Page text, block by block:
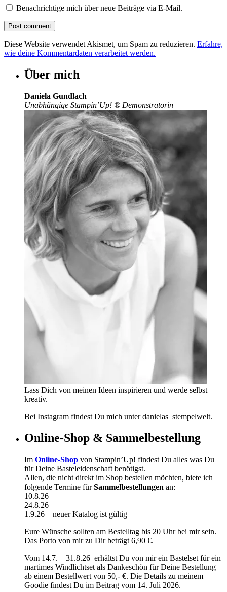
Benachrichtige mich über neue Beiträge via E-Mail.
Diese Website verwendet Akismet, um Spam zu reduzieren. Erfahre,
wie deine Kommentardaten verarbeitet werden.
Über mich
Daniela Gundlach
Unabhängige Stampin’Up! ® Demonstratorin
Lass Dich von meinen Ideen inspirieren und werde selbst
kreativ.
Bei Instagram findest Du mich unter danielas_stempelwelt.
Online-Shop & Sammelbestellung
Im Online-Shop von Stampin’Up! findest Du alles was Du
für Deine Basteleidenschaft benötigst.
Allen, die nicht direkt im Shop bestellen möchten, biete ich
folgende Termine fürSammelbestellungen an:
10.8.26
24.8.26
1.9.26 – neuer Katalog ist gültig
Eure Wünsche sollten am Bestelltag bis 20 Uhr bei mir sein.
Das Porto von mir zu Dir beträgt 6,90 €.
Vom 14.7. – 31.8.26 erhältst Du von mir ein Bastelset für ein
martimes Windlichtset als Dankeschön für Deine Bestellung
ab einem Bestellwert von 50,- €. Die Details zu meinem
Goodie findest Du im Beitrag vom 14. Juli 2026.